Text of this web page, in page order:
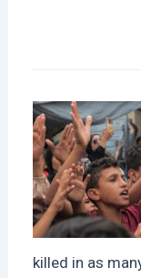
killed in as